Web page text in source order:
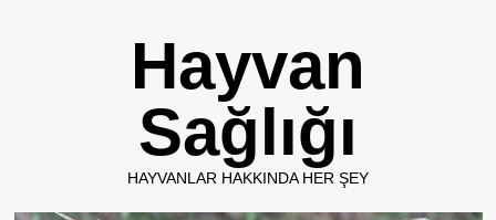
Hayvan
Sağlığı
HAYVANLAR HAKKINDA HER ŞEY